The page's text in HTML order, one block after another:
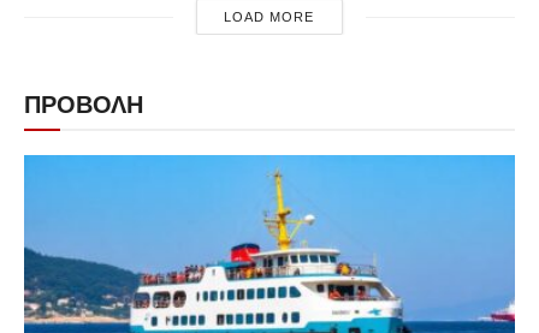
LOAD MORE
ΠΡΟΒΟΛΗ